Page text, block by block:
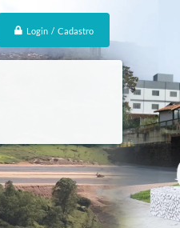
Login / Cadastro